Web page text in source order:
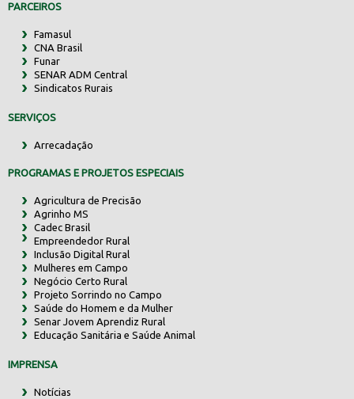
PARCEIROS
Famasul
CNA Brasil
Funar
SENAR ADM Central
Sindicatos Rurais
SERVIÇOS
Arrecadação
PROGRAMAS E PROJETOS ESPECIAIS
Agricultura de Precisão
Agrinho MS
Cadec Brasil
Empreendedor Rural
Inclusão Digital Rural
Mulheres em Campo
Negócio Certo Rural
Projeto Sorrindo no Campo
Saúde do Homem e da Mulher
Senar Jovem Aprendiz Rural
Educação Sanitária e Saúde Animal
IMPRENSA
Notícias